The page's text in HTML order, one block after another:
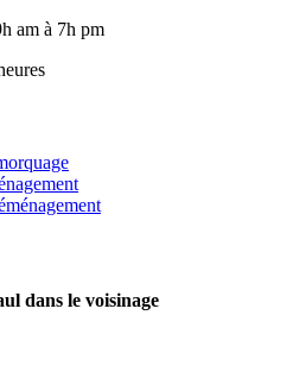
am à 7h pm
dans le voisinage